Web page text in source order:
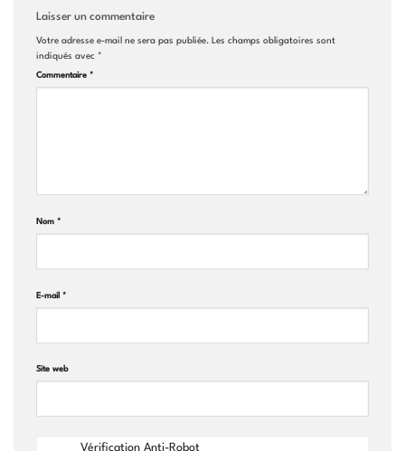
Laisser un commentaire
Votre adresse e-mail ne sera pas publiée.
Les champs obligatoires sont
indiqués avec *
Commentaire *
Nom *
E-mail *
Site web
Vérification Anti-Robot